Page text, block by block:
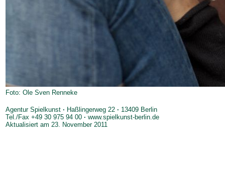
Foto: Ole Sven Renneke
Agentur Spielkunst · Haßlingerweg 22 · 13409 Berlin
Tel./Fax +49 30 975 94 00 · www.spielkunst-berlin.de
Aktualisiert am 23. November 2011